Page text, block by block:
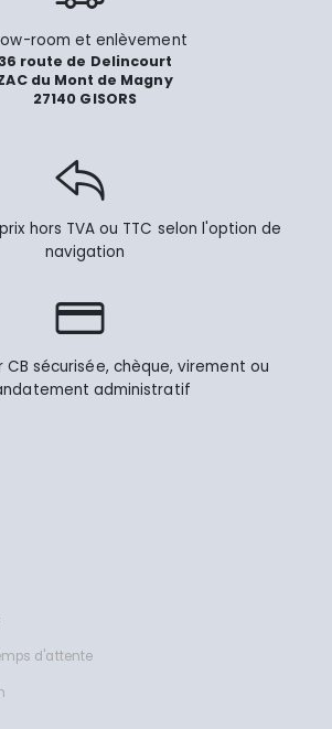
room et enlèvement
route de Delincourt
du Mont de Magny
27140 GISORS
hors TVA ou TTC selon l'option de
navigation
CB sécurisée, chèque, virement ou
administratif
d'attente